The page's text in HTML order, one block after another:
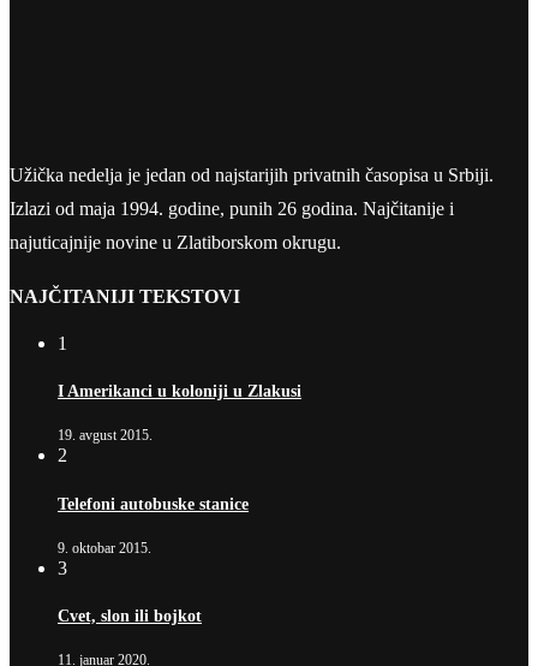
Užička nedelja je jedan od najstarijih privatnih časopisa u Srbiji.
Izlazi od maja 1994. godine, punih 26 godina. Najčitanije i
najuticajnije novine u Zlatiborskom okrugu.
NAJČITANIJI TEKSTOVI
1
I Amerikanci u koloniji u Zlakusi
19. avgust 2015.
2
Telefoni autobuske stanice
9. oktobar 2015.
3
Cvet, slon ili bojkot
11. januar 2020.